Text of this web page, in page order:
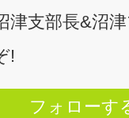
津支部長&沼
!
フォローす